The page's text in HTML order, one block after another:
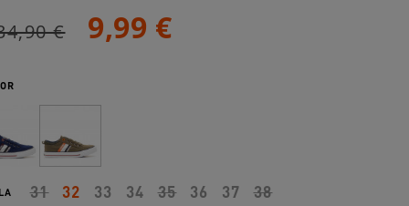
€ 9,99 €
31 32 33 34 35 36 37
38